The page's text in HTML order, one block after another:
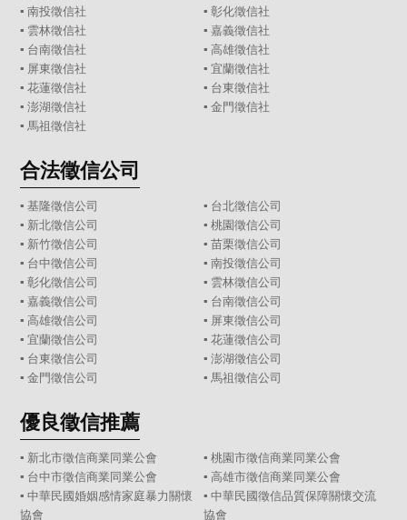
▪南投徵信社 ▪ 彰化徵信社
▪ 雲林徵信社 ▪ 嘉義徵信社
▪ 台南徵信社 ▪ 高雄徵信社
▪ 屏東徵信社 ▪ 宜蘭徵信社
▪花蓮徵信社 ▪ 台東徵信社
▪澎湖徵信社 ▪ 金門徵信社
▪ 馬祖徵信社
合法徵信公司
▪基隆徵信公司 ▪ 台北徵信公司
▪ 新北徵信公司 ▪ 桃園徵信公司
▪ 新竹徵信公司 ▪ 苗栗徵信公司
▪ 台中徵信公司 ▪ 南投徵信公司
▪彰化徵信公司 ▪ 雲林徵信公司
▪嘉義徵信公司 ▪ 台南徵信公司
▪高雄徵信公司 ▪ 屏東徵信公司
▪宜蘭徵信公司 ▪ 花蓮徵信公司
▪ 台東徵信公司 ▪ 澎湖徵信公司
▪金門徵信公司 ▪ 馬祖徵信公司
優良徵信推薦
▪ 新北市徵信商業同業公會
▪ 桃園市徵信商業同業公會
▪ 台中市徵信商業同業公會
▪ 高雄市徵信商業同業公會
▪ 中華民國婚姻感情家庭暴力關懷
協會
▪ 中華民國徵信品質保障關懷交流
協會